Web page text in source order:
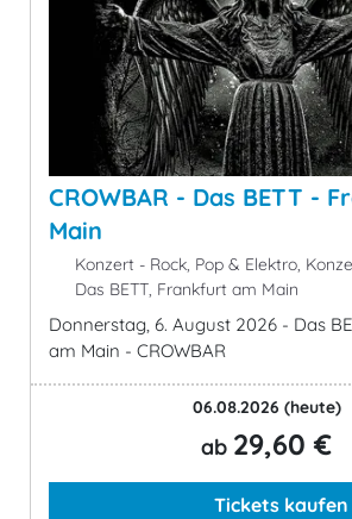
CROWBAR - Das BETT -
Main
Konzert - Rock, Pop & Elektro,
Das BETT, Frankfurt am Main
Donnerstag, 6. August 2026 - Das
am Main - CROWBAR
06.08.2026 (heute)
ab 29,60 €
Tickets kaufen